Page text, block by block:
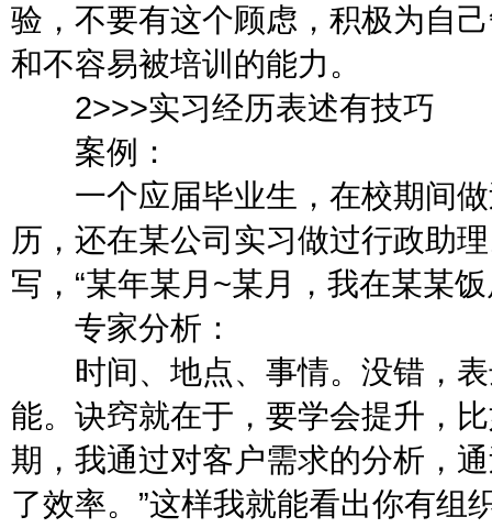
验，不要有这个顾虑，积极为自
和不容易被培训的能力。
2>>>实习经历表述有技巧
案例：
一个应届毕业生，在校期间做
历，还在某公司实习做过行政助
写，“某年某月~某月，我在某某
专家分析：
时间、地点、事情。没错，表
能。诀窍就在于，要学会提升，
期，我通过对客户需求的分析，
了效率。”这样我就能看出你有组